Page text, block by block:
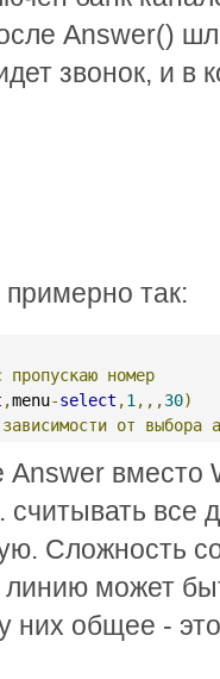
Answer()
звонок, и в
так:
пропускаю номер
,menu-select ,1 ,,,30)
зависимости от выбора
Answer вместо
все
Сложность
может
них общее -